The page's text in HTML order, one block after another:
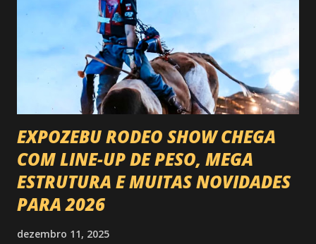
EXPOZEBU RODEO SHOW CHEGA
COM LINE-UP DE PESO, MEGA
ESTRUTURA E MUITAS NOVIDADES
PARA 2026
dezembro 11, 2025